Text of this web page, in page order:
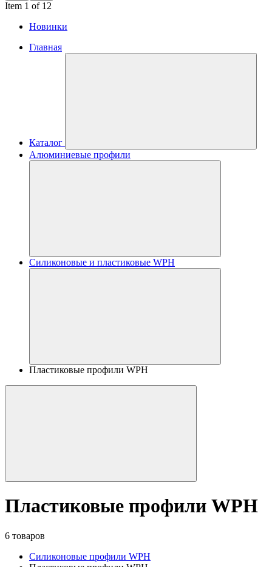
Item 1 of 12
Новинки
Главная
Каталог
Алюминиевые профили
Силиконовые и пластиковые WPH
Пластиковые профили WPH
Пластиковые профили WPH
6 товаров
Силиконовые профили WPH